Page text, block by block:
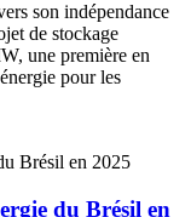
son indépendance
de stockage
une première en
pour les
du Brésil en